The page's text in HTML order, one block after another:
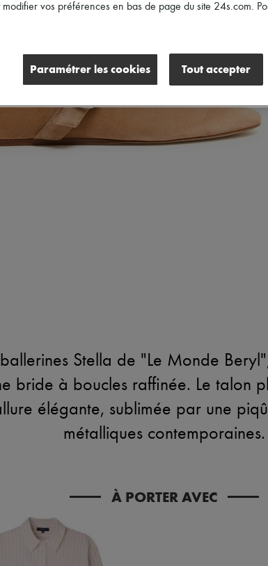
Stella de "Le Monde
bride à boucles raffinée. Le talon
élégante, sublimée par une
métalliques contemporaines.
À PORTER AVEC
modifier vos préférences en bas de page du site 24s.com.
Paramétrer les cookies Tout accepter